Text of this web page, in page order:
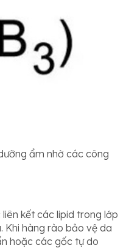
ẩm nhờ các công
kết các lipid trong lớp
Khi hàng rào bảo vệ da
hoặc các gốc tự do